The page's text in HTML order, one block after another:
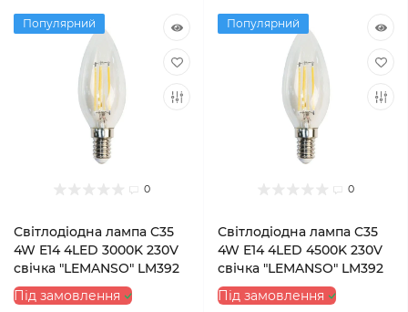
Популярний
0
Світлодіодна лампа C35
4W E14 4LED 3000K 230V
свічка "LEMANSO" LM392
Під замовлення
Популярний
0
Світлодіодна лампа C35
4W E14 4LED 4500K 230V
свічка "LEMANSO" LM392
Під замовлення